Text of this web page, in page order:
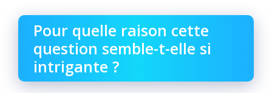
Pour quelle raison cette
question semble-t-elle si
intrigante ?